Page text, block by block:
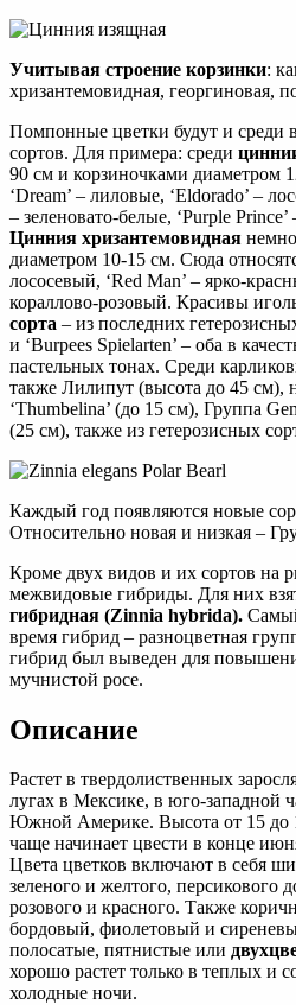
Учитывая строение корзинки:
хризантемовидная, георгиновая,
Помпонные цветки будут и среди
сортов. Для примера: среди
90 см и корзиночками диаметром
‘Dream’ – лиловые, ‘Eldorado’ –
– зеленовато-белые, ‘Purple
Цинния хризантемовидная
диаметром 10-15 см. Сюда
лососевый, ‘Red Man’ – ярко-
кораллово-розовый. Красивы
сорта – из последних
и ‘Burpees Spielarten’ – оба в
пастельных тонах. Среди
также Лилипут (высота до 45 см),
‘Thumbelina’ (до 15 см), Группа
(25 см), также из гетерозисных
Каждый год появляются новые
Относительно новая и низкая –
Кроме двух видов и их сортов на
межвидовые гибриды. Для них
гибридная (Zinnia hybrida).
время гибрид – разноцветная
гибрид был выведен для
мучнистой росе.
Описание
Растет в твердолиственных
лугах в Мексике, в юго-
Южной Америке. Высота от 15 до
чаще начинает цвести в конце
Цвета цветков включают в себя
зеленого и желтого, персикового
розового и красного. Также
бордовый, фиолетовый и
полосатые, пятнистые или
хорошо растет только в теплых и
холодные ночи.